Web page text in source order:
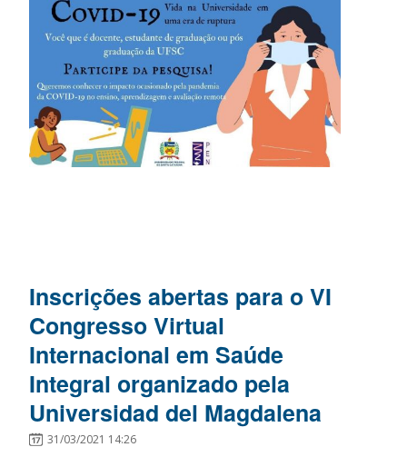
Inscrições abertas para o VI
Congresso Virtual
Internacional em Saúde
Integral organizado pela
Universidad del Magdalena
31/03/2021 14:26